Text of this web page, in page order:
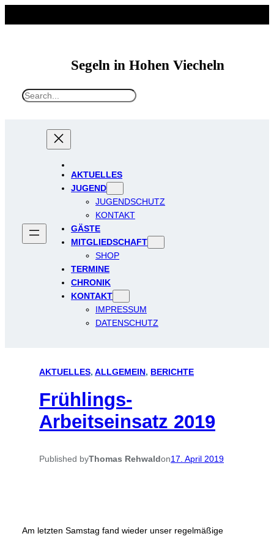
Segeln in Hohen Viecheln
S
AKTUELLES
JUGEND
JUGENDSCHUTZ
KONTAKT
GÄSTE
MITGLIEDSCHAFT
SHOP
TERMINE
CHRONIK
KONTAKT
IMPRESSUM
DATENSCHUTZ
AKTUELLES, ALLGEMEIN, BERICHTE
Frühlings-
Arbeitseinsatz 2019
Published byThomas Rehwaldon17. April 2019
Am letzten Samstag fand wieder unser regelmäßige